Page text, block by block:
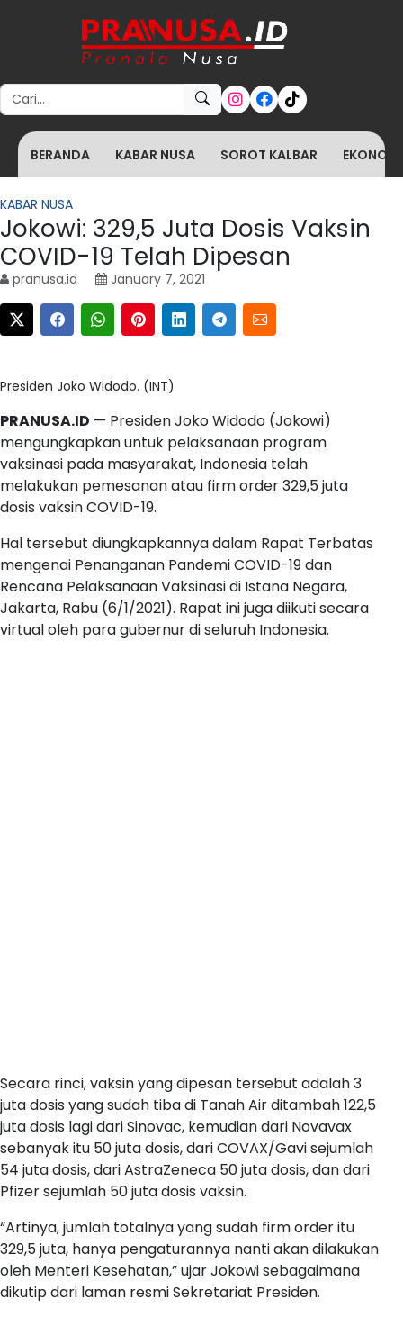
Search for:
BERANDA KABAR NUSA SOROT KALBAR
KABAR NUSA
Jokowi: 329,5 Juta Dosis Vaksin
COVID-19 Telah Dipesan
pranusa.id January 7, 2021
Presiden Joko Widodo. (INT)
PRANUSA.ID — Presiden Joko Widodo (Jokowi)
mengungkapkan untuk pelaksanaan program
vaksinasi pada masyarakat, Indonesia telah
melakukan pemesanan atau firm order 329,5 juta
dosis vaksin COVID-19.
Hal tersebut diungkapkannya dalam Rapat Terbatas
mengenai Penanganan Pandemi COVID-19 dan
Rencana Pelaksanaan Vaksinasi di Istana Negara,
Jakarta, Rabu (6/1/2021). Rapat ini juga diikuti secara
virtual oleh para gubernur di seluruh Indonesia.
Secara rinci, vaksin yang dipesan tersebut adalah 3
juta dosis yang sudah tiba di Tanah Air ditambah 122,5
juta dosis lagi dari Sinovac, kemudian dari Novavax
sebanyak itu 50 juta dosis, dari COVAX/Gavi sejumlah
54 juta dosis, dari AstraZeneca 50 juta dosis, dan dari
Pfizer sejumlah 50 juta dosis vaksin.
“Artinya, jumlah totalnya yang sudah firm order itu
329,5 juta, hanya pengaturannya nanti akan dilakukan
oleh Menteri Kesehatan,” ujar Jokowi sebagaimana
dikutip dari laman resmi Sekretariat Presiden.